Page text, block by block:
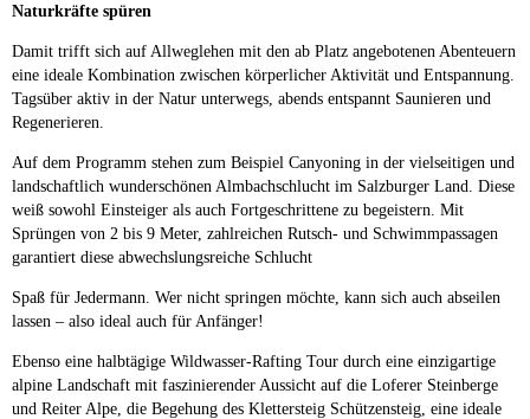
Naturkräfte spüren
Damit trifft sich auf Allweglehen mit den ab Platz angebotenen Abenteuern
eine ideale Kombination zwischen körperlicher Aktivität und Entspannung.
Tagsüber aktiv in der Natur unterwegs, abends entspannt Saunieren und
Regenerieren.
Auf dem Programm stehen zum Beispiel Canyoning in der vielseitigen und
landschaftlich wunderschönen Almbachschlucht im Salzburger Land. Diese
weiß sowohl Einsteiger als auch Fortgeschrittene zu begeistern. Mit
Sprüngen von 2 bis 9 Meter, zahlreichen Rutsch- und Schwimmpassagen
garantiert diese abwechslungsreiche Schlucht
Spaß für Jedermann. Wer nicht springen möchte, kann sich auch abseilen
lassen – also ideal auch für Anfänger!
Ebenso eine halbtägige Wildwasser-Rafting Tour durch eine einzigartige
alpine Landschaft mit faszinierender Aussicht auf die Loferer Steinberge
und Reiter Alpe, die Begehung des Klettersteig Schützensteig, eine ideale